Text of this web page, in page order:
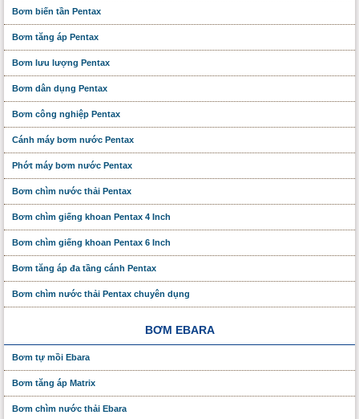
Bơm biến tần Pentax
Bơm tăng áp Pentax
Bơm lưu lượng Pentax
Bơm dân dụng Pentax
Bơm công nghiệp Pentax
Cánh máy bơm nước Pentax
Phớt máy bơm nước Pentax
Bơm chìm nước thải Pentax
Bơm chìm giếng khoan Pentax 4 Inch
Bơm chìm giếng khoan Pentax 6 Inch
Bơm tăng áp đa tầng cánh Pentax
Bơm chìm nước thải Pentax chuyên dụng
BƠM EBARA
Bơm tự mồi Ebara
Bơm tăng áp Matrix
Bơm chìm nước thải Ebara